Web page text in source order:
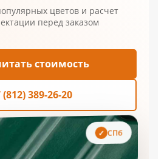
цветов и расчет
перед заказом
стоимость
(812) 389-26-20
СПб